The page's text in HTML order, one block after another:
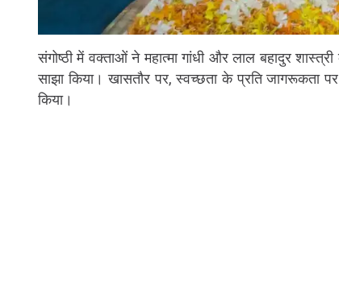
संगोष्ठी में वक्ताओं ने महात्मा गांधी और लाल बहादुर
साझा किया। खासतौर पर, स्वच्छता के प्रति जागरूकता
किया।